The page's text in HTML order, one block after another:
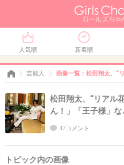
人気順 新着順
芸能人 画像一覧：松田翔太、“
松田翔太、“リアル
ん！」「王子様」
47コメント
トピック内の画像